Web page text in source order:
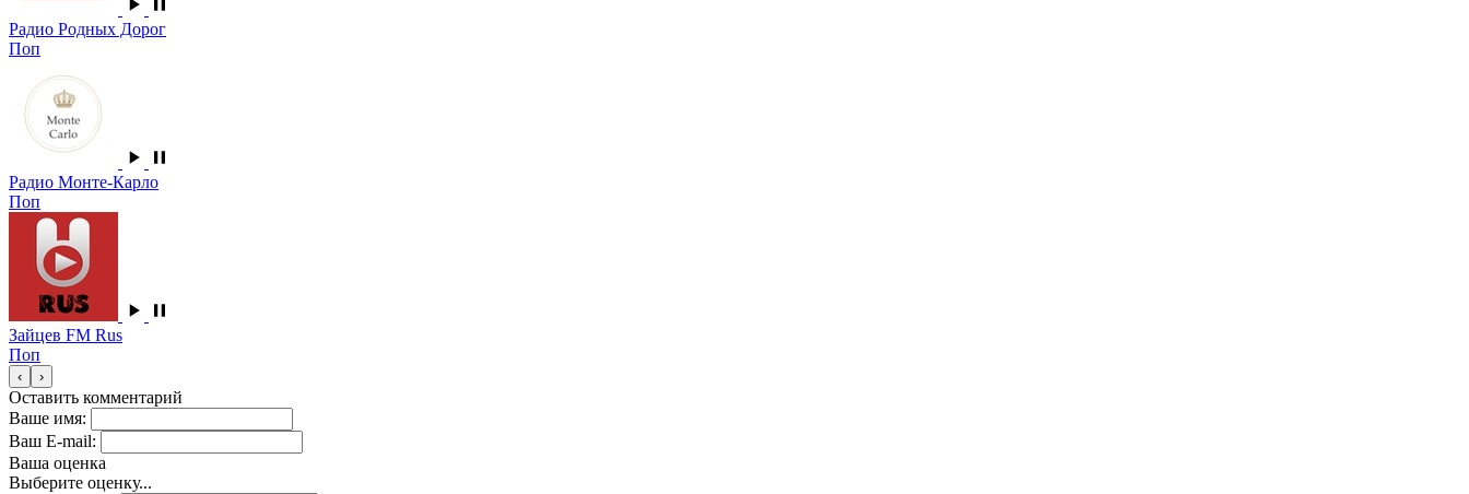
Радио Родных Дорог
Поп
Радио Монте-Карло
Поп
Зайцев FM Rus
Поп
‹ ›
Оставить комментарий
Ваше имя:
Ваш E-mail:
Ваша оценка
Выберите оценку...